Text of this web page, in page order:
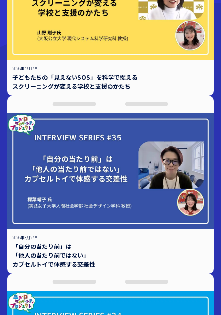
2026年4月17日
子どもたちの「見えないSOS」を科学で捉える
スクリーニングが変える学校と支援のかたち
2026年3月27日
「自分の当たり前」は
「他人の当たり前ではない」
カプセルトイで体感する交差性